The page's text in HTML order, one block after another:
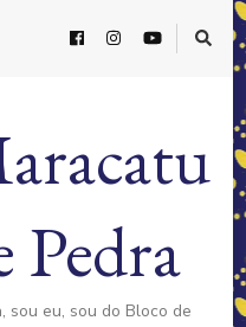
Pedra
sou eu, sou do Bloco de